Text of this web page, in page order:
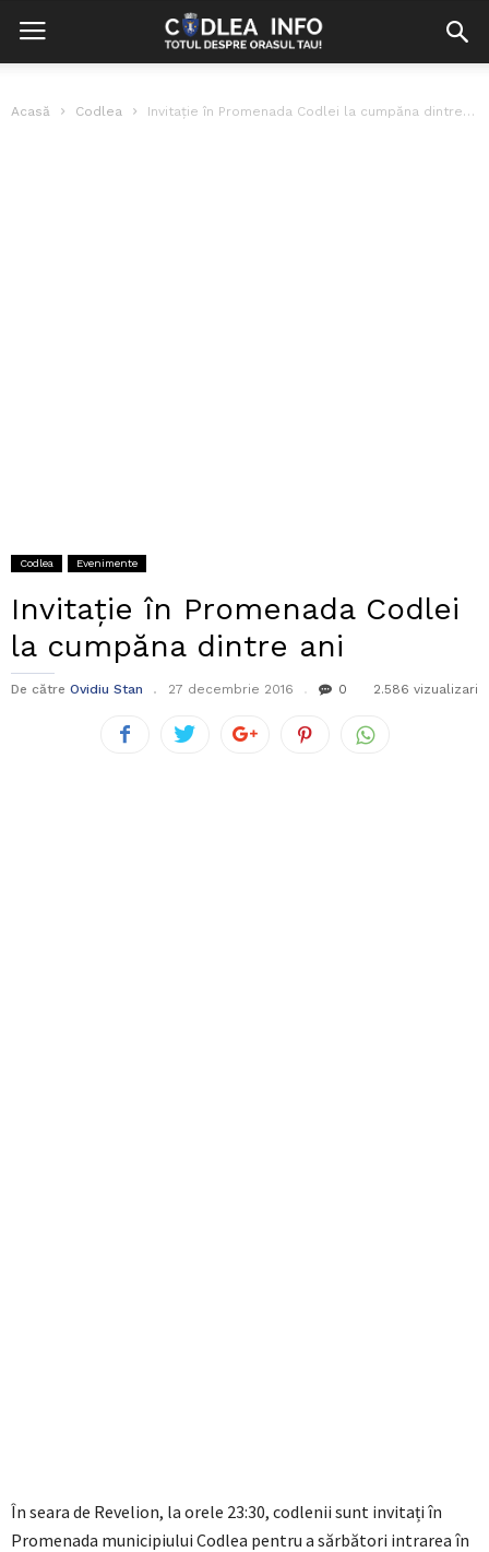
Acasă Codlea Invitație în Promenada Codlei la cumpăna dintre ani
Codlea Evenimente
Invitație în Promenada Codlei
la cumpăna dintre ani
De către Ovidiu Stan 27 decembrie 2016 0 2.586 vizualizari
În seara de Revelion, la orele 23:30, codlenii sunt invitați în
Promenada municipiului Codlea pentru a sărbători intrarea în